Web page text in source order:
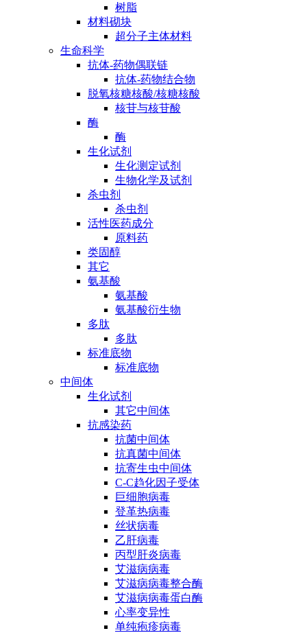
树脂
材料砌块
超分子主体材料
生命科学
抗体-药物偶联链
抗体-药物结合物
脱氧核糖核酸/核糖核酸
核苷与核苷酸
酶
酶
生化试剂
生化测定试剂
生物化学及试剂
杀虫剂
杀虫剂
活性医药成分
原料药
类固醇
其它
氨基酸
氨基酸
氨基酸衍生物
多肽
多肽
标准底物
标准底物
中间体
生化试剂
其它中间体
抗感染药
抗菌中间体
抗真菌中间体
抗寄生虫中间体
C-C趋化因子受体
巨细胞病毒
登革热病毒
丝状病毒
乙肝病毒
丙型肝炎病毒
艾滋病病毒
艾滋病病毒整合酶
艾滋病病毒蛋白酶
心率变异性
单纯疱疹病毒